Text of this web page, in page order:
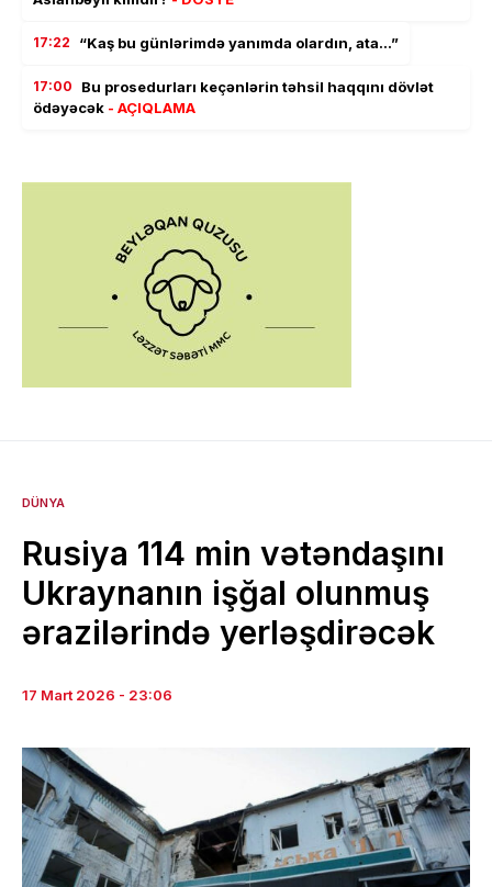
17:22 “Kaş bu günlərimdə yanımda olardın, ata…”
17:00
Bu prosedurları keçənlərin təhsil haqqını dövlət
ödəyəcək - AÇIQLAMA
DÜNYA
Rusiya 114 min vətəndaşını
Ukraynanın işğal olunmuş
ərazilərində yerləşdirəcək
17 Mart 2026 - 23:06